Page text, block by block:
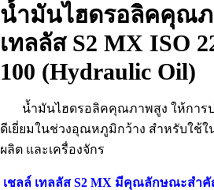
น้ำมันไฮดรอลิคคุณภ
เทลลัส S2 MX ISO
100 (Hydraulic Oil)
น้ำมันไฮดรอลิคคุณภาพสูง ให้การป
ดีเยี่ยมในช่วงอุณหภูมิกว้าง สำหรับใช้ใ
ผลิต และเครื่องจักร
เชลล์ เทลลัส S2 MX มีคุณลักษณะสำ